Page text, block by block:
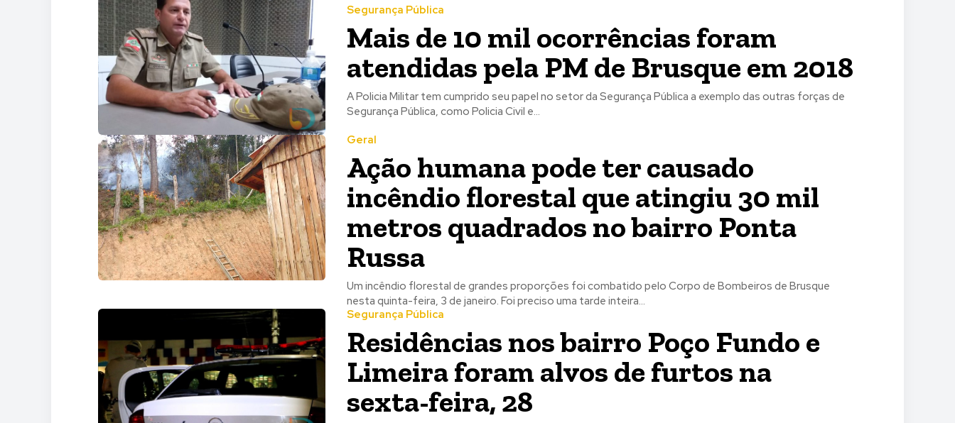
Segurança Pública
Mais de 10 mil ocorrências foram
atendidas pela PM de Brusque em 2018
A Policia Militar tem cumprido seu papel no setor da Segurança Pública a exemplo das outras forças de
Segurança Pública, como Policia Civil e...
Geral
Ação humana pode ter causado
incêndio florestal que atingiu 30 mil
metros quadrados no bairro Ponta
Russa
Um incêndio florestal de grandes proporções foi combatido pelo Corpo de Bombeiros de Brusque
nesta quinta-feira, 3 de janeiro. Foi preciso uma tarde inteira...
Segurança Pública
Residências nos bairro Poço Fundo e
Limeira foram alvos de furtos na
sexta-feira, 28